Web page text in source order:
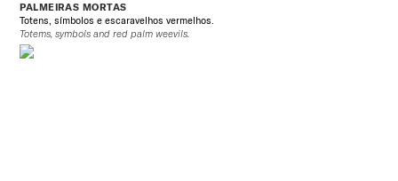
PALMEIRAS MORTAS
Totens, símbolos e escaravelhos vermelhos.
Totems, symbols and red palm weevils.